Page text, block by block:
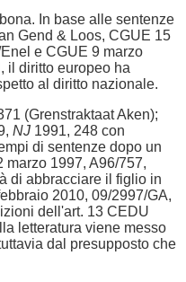
In base alle sentenze
Gend & Loos, CGUE 15
e CGUE 9 marzo
il diritto europeo ha
al diritto nazionale.
(Grenstraktaat Aken);
NJ 1991, 248 con
di sentenze dopo un
1997, A96/757,
di abbracciare il figlio in
2010, 09/2997/GA,
dell'art. 13 CEDU
letteratura viene messo
dal presupposto che